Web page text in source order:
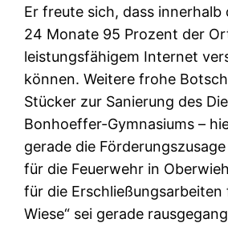
Er freute sich, dass innerhalb
24 Monate 95 Prozent der
leistungsfähigem Internet
können. Weitere frohe
Stücker zur Sanierung des
Bonhoeffer-Gymnasiums –
gerade die
für die Feuerwehr in
für die Erschließungsarbeiten
Wiese“ sei gerade